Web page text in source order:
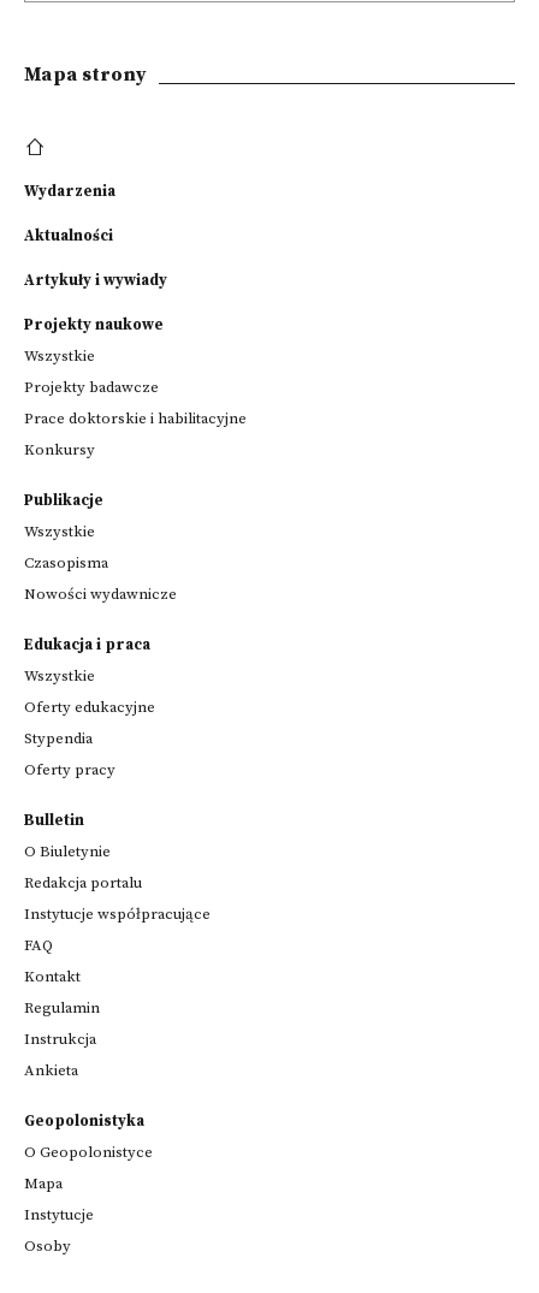
Mapa strony
Wydarzenia
Aktualności
Artykuły i wywiady
Projekty naukowe
Wszystkie
Projekty badawcze
Prace doktorskie i habilitacyjne
Konkursy
Publikacje
Wszystkie
Czasopisma
Nowości wydawnicze
Edukacja i praca
Wszystkie
Oferty edukacyjne
Stypendia
Oferty pracy
Bulletin
O Biuletynie
Redakcja portalu
Instytucje współpracujące
FAQ
Kontakt
Regulamin
Instrukcja
Ankieta
Geopolonistyka
O Geopolonistyce
Mapa
Instytucje
Osoby